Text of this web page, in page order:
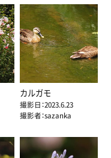
カルガモ
撮影日：2023.6.23
撮影者：sazanka